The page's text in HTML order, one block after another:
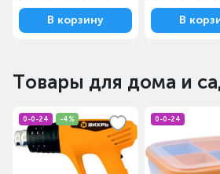
В корзину В
Товары для дома и
0-0-24 -4% 0-0-24